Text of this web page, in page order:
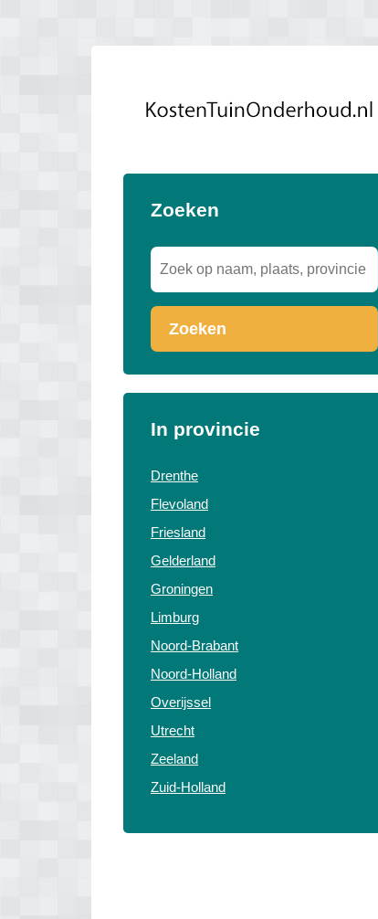
Zoeken
Zoeken
In provincie
Drenthe
Flevoland
Friesland
Gelderland
Groningen
Limburg
Noord-Brabant
Noord-Holland
Overijssel
Utrecht
Zeeland
Zuid-Holland